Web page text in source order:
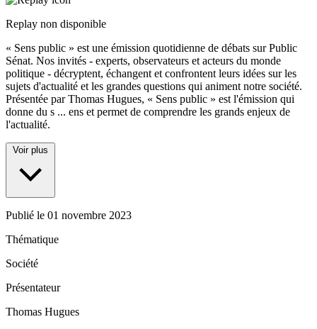
Replay non disponible
« Sens public » est une émission quotidienne de débats sur Public
Sénat. Nos invités - experts, observateurs et acteurs du monde
politique - décryptent, échangent et confrontent leurs idées sur les
sujets d'actualité et les grandes questions qui animent notre société.
Présentée par Thomas Hugues, « Sens public » est l'émission qui
donne du s ... ens et permet de comprendre les grands enjeux de
l'actualité.
Voir plus
Publié le 01 novembre 2023
Thématique
Société
Présentateur
Thomas Hugues